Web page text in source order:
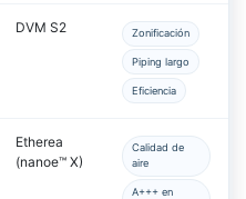
DVM S2 Zonificación
Piping largo
Eficiencia
Etherea
(nanoe™ X)
Calidad de
aire
A+++ en